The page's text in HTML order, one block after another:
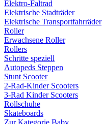
Elektro-Faltrad
Elektrische Stadträder
Elektrische Transportfahrräder
Roller
Erwachsene Roller
Rollers
Schritte speziell
Autopeds Steppen
Stunt Scooter
2-Rad-Kinder Scooters
3-Rad Kinder Scooters
Rollschuhe
Skateboards
Zur Kategorie Baby